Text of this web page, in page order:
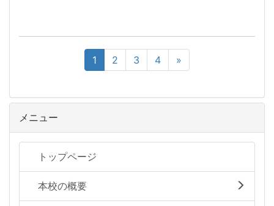
1 2 3 4 »
メニュー
トップページ
本校の概要